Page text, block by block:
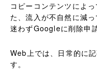
コピーコンテンツによ
た、流入が不自然に減
迷わずGoogleに削除申
Web上では、日常的に
す。